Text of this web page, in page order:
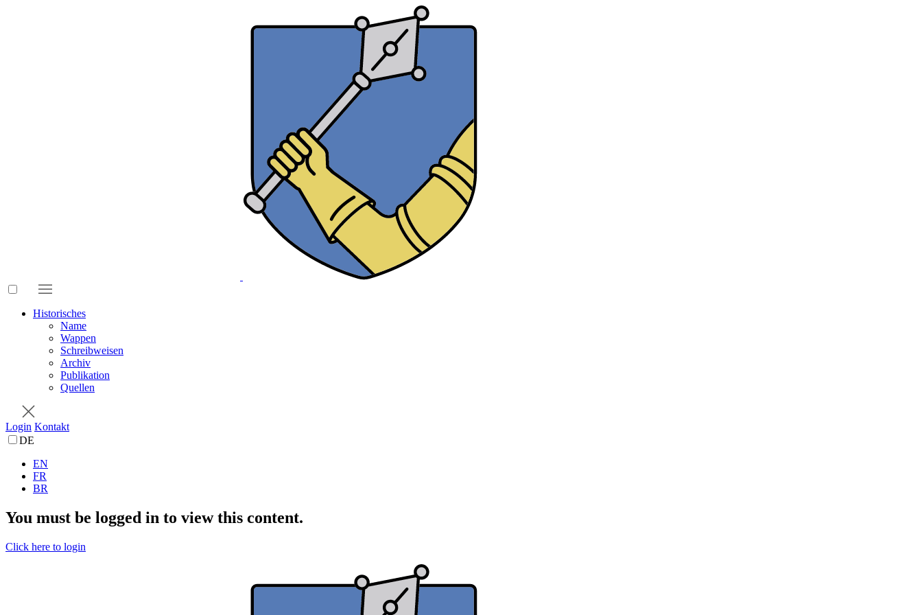
Historisches
Name
Wappen
Schreibweisen
Archiv
Publikation
Quellen
Login Kontakt
DE
EN
FR
BR
You must be logged in to view this content.
Click here to login